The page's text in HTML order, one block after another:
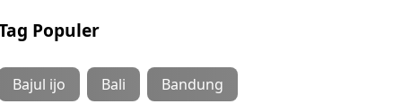
Populer
Bajul ijo Bali Bandung